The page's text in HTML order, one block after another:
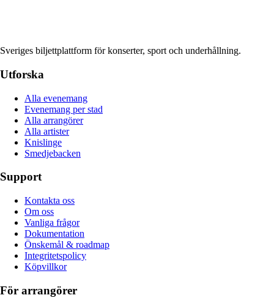
Sveriges biljettplattform för konserter, sport och underhållning.
Utforska
Alla evenemang
Evenemang per stad
Alla arrangörer
Alla artister
Knislinge
Smedjebacken
Support
Kontakta oss
Om oss
Vanliga frågor
Dokumentation
Önskemål & roadmap
Integritetspolicy
Köpvillkor
För arrangörer